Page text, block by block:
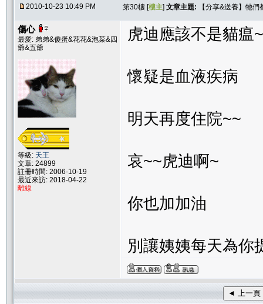
2010-10-23 10:49 PM 第30樓 [樓主] 文章主題: 【分享&送養】牠
傷心
最愛: 弟弟&傻蛋&花花&泡菜&四
爺&五爺
等級: 天王
文章: 24899
註冊時間: 2006-10-19
最近來訪: 2018-04-22
離線
虎迪應該不是貓瘟~
懷疑是血液疾病
明天再度住院~~
哀~~虎迪啊~
你也加加油
別讓姨姨每天為你
◄ 上一頁